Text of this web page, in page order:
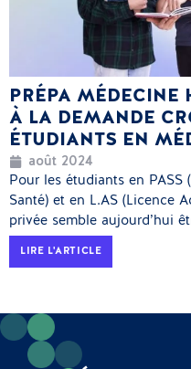
PRÉPA MÉDECINE
À LA DEMANDE
ÉTUDIANTS EN
août 2024
Pour les étudiants en PASS
Santé) et en L.AS (Licence
privée semble aujourd’hui
LIRE L'ARTICLE